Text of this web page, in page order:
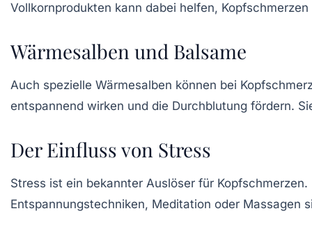
Vollkornprodukten kann dabei helfen,
Wärmesalben und Balsame
Auch spezielle Wärmesalben können bei
entspannend wirken und die Durchblutung fördern.
Der Einfluss von Stress
Stress ist ein bekannter Auslöser für Kopfschmerzen.
Entspannungstechniken, Meditation oder Massagen